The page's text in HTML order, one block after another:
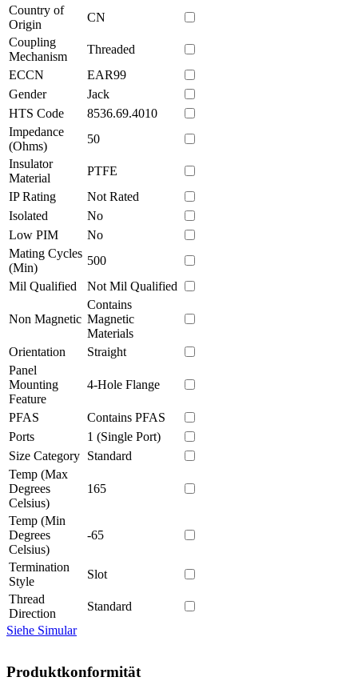
Country of
Origin
CN
Coupling
Mechanism
Threaded
ECCN
EAR99
Gender
Jack
HTS Code
8536.69.4010
Impedance
(Ohms)
50
Insulator
Material
PTFE
IP Rating
Not Rated
Isolated
No
Low PIM
No
Mating Cycles
(Min)
500
Mil Qualified
Not Mil Qualified
Non Magnetic
Contains
Magnetic
Materials
Orientation
Straight
Panel
Mounting
Feature
4-Hole Flange
PFAS
Contains PFAS
Ports
1 (Single Port)
Size Category Standard
Temp (Max
Degrees
Celsius)
165
Temp (Min
Degrees
Celsius)
-65
Termination
Style
Slot
Thread
Direction
Standard
Siehe Simular
Produktkonformität